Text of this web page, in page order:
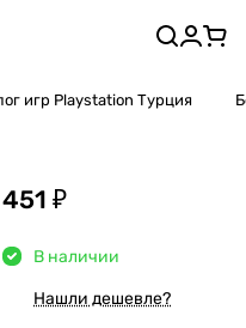
игр Playstation Турция
451 ₽
В наличии
Нашли дешевле?